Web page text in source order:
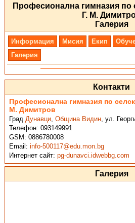
Професионална гимназия по
Г. М.
Галерия
Информация Мисия Екип
Галерия
Контакти
Професионална гимназия по
М. Димитров
ГрадДунавци,Община Видин,ул.
Телефон:093149991
GSM:0886780008
Email:info-500117@edu.mon.bg
Интернет сайт:pg-dunavci.idwebbg.com
Галерия